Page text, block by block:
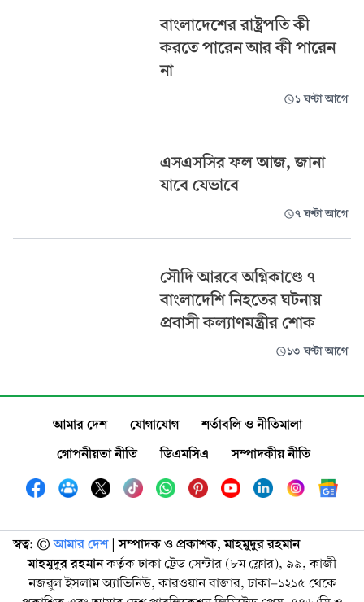
বাংলাদেশের রাষ্ট্রপতি কী
করতে পারেন আর কী পারেন
না
১ ঘণ্টা আগে
এসএসসির ফল আজ, জানা
যাবে যেভাবে
৭ ঘণ্টা আগে
সৌদি আরবে অগ্নিকাণ্ডে ৭
বাংলাদেশি নিহতের ঘটনায়
প্রবাসী কল্যাণমন্ত্রীর শোক
১৩ ঘণ্টা আগে
আমার দেশ যোগাযোগ
শর্তাবলি ও নীতিমালা
গোপনীয়তা নীতি
ডিএমসিএ সম্পাদকীয় নীতি
স্বত্ব: ©️ আমার দেশ| সম্পাদক ও প্রকাশক, মাহমুদুর রহমান
মাহমুদুর রহমানকর্তৃক ঢাকা ট্রেড সেন্টার (৮ম ফ্লোর), ৯৯, কাজী
নজরুল ইসলাম অ্যাভিনিউ, কারওয়ান বাজার, ঢাকা-১২১৫ থেকে